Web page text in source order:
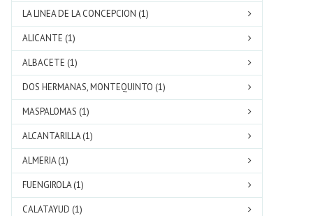
LA LINEA DE LA CONCEPCION (1)
ALICANTE (1)
ALBACETE (1)
DOS HERMANAS, MONTEQUINTO (1)
MASPALOMAS (1)
ALCANTARILLA (1)
ALMERIA (1)
FUENGIROLA (1)
CALATAYUD (1)